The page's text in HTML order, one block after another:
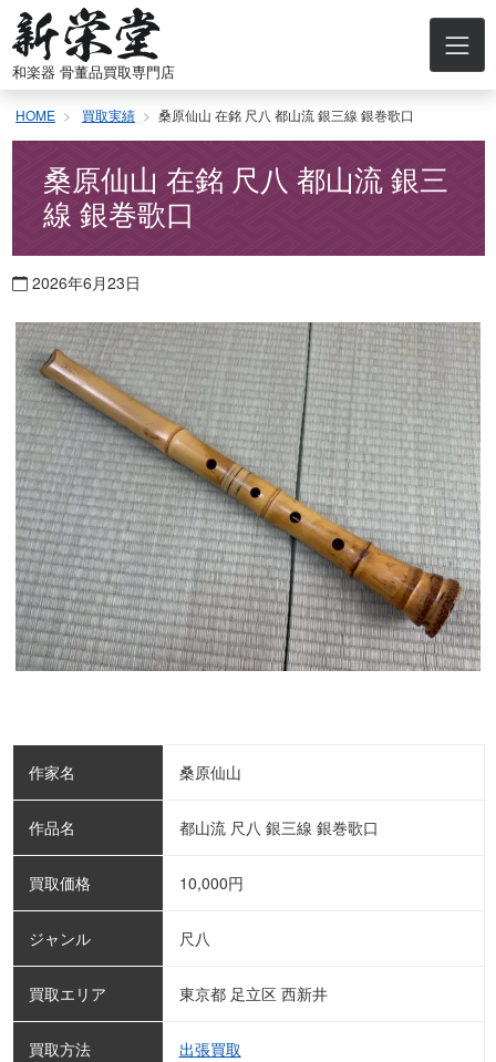
ン和楽器 骨董品買取専門店
HOME 買取実績 桑原仙山 在銘 尺八 都山流 銀三線 銀巻歌口
桑原仙山 在銘 尺八 都山流 銀三
線 銀巻歌口
2026年6月23日
作家名 桑原仙山
作品名 都山流 尺八 銀三線 銀巻歌口
買取価格 10,000円
ジャンル 尺八
買取エリア 東京都 足立区 西新井
買取方法 出張買取